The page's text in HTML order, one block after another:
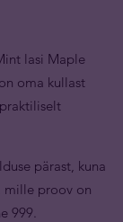
lasi Maple
oma kullast
pärast, kuna
mille proov on
999.